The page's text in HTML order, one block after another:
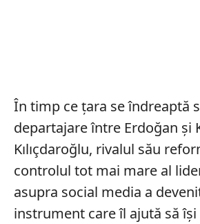
În timp ce țara se îndreaptă
departajare între Erdoğan și
Kılıçdaroğlu, rivalul său
controlul tot mai mare al
asupra social media a
instrument care îl ajută să